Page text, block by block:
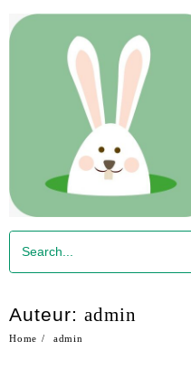
Auteur: admin
Home admin